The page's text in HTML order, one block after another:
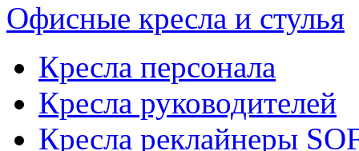
Офисные кресла и стулья
Кресла персонала
Кресла руководителей
Кресла реклайнеры